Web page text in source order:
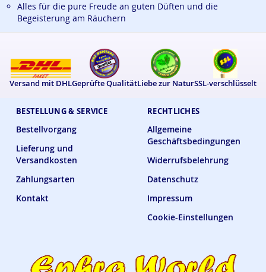
BESTELLUNG & SERVICE
Bestellvorgang
Lieferung und
Versandkosten
Zahlungsarten
Kontakt
RECHTLICHES
Allgemeine
Geschäftsbedingungen
Widerrufsbelehrung
Datenschutz
Impressum
Cookie-Einstellungen
Alles für die pure Freude an guten Düften und die
Begeisterung am Räuchern
Versand mit DHLGeprüfte QualitätLiebe zur NaturSSL-verschlüsselt